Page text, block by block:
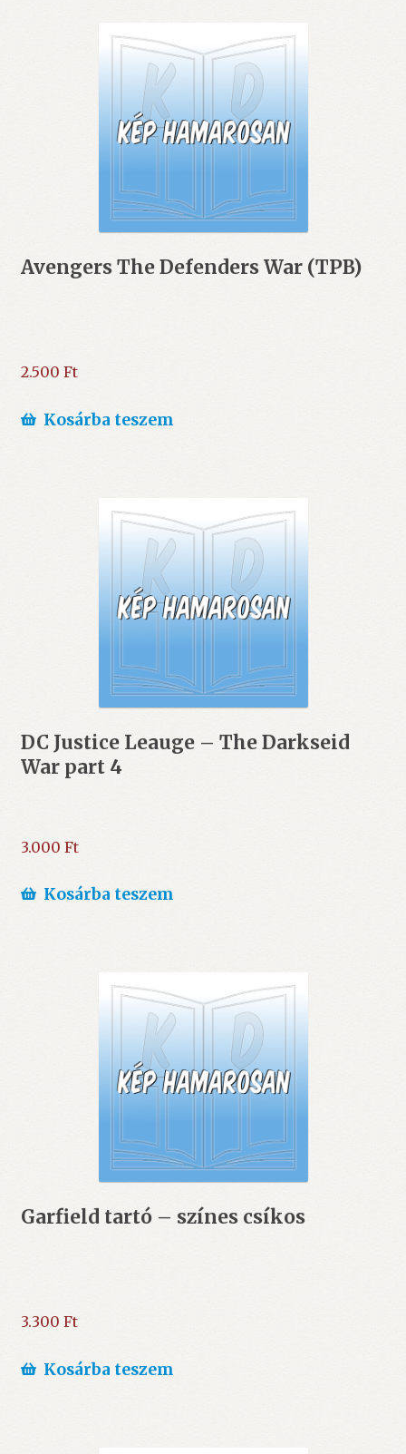
Avengers The Defenders War (TPB)
2.500 Ft
Kosárba teszem
DC Justice Leauge – The Darkseid
War part 4
3.000 Ft
Kosárba teszem
Garfield tartó – színes csíkos
3.300 Ft
Kosárba teszem